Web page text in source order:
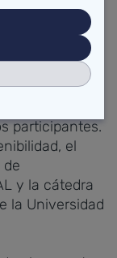
los
iniciado
una
en la
participantes.
el
y la cátedra
la Universidad